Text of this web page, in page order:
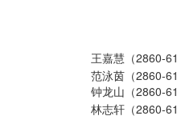
王嘉慧（2860-
范泳茵（2860-
钟龙山（2860-
林志轩（2860-